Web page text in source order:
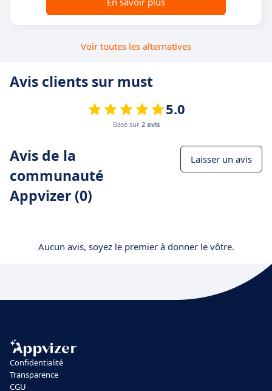
Voir toutes les alternatives
Avis clients sur must
5.0
Basé sur 2 avis
Avis de la
communauté
Appvizer (0)
Laisser un avis
Aucun avis, soyez le premier à donner le vôtre.
Confidentialité
Transparence
CGU